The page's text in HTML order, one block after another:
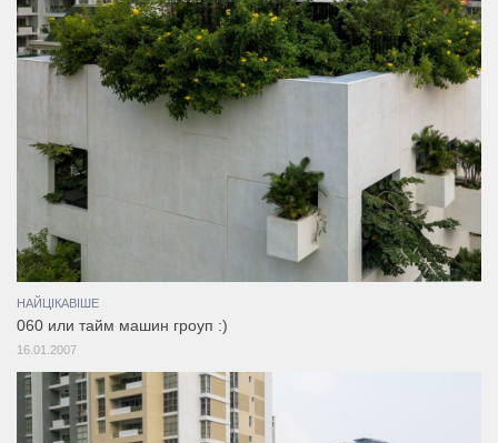
НАЙЦІКАВІШЕ
060 или тайм машин гроуп :)
16.01.2007